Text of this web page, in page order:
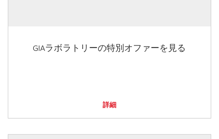
GIAラボラトリーの特別オファーを見る
詳細